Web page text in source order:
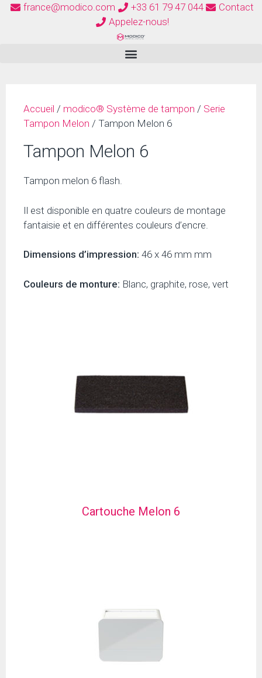
france@modico.com +33 61 79 47 044
Contact
Appelez-nous!
Accueil / modico® Système de tampon / Serie
Tampon Melon / Tampon Melon 6
Tampon Melon 6
Tampon melon 6 flash.
Il est disponible en quatre couleurs de montage
fantaisie et en différentes couleurs d’encre.
Dimensions d’impression: 46 x 46 mm mm
Couleurs de monture: Blanc, graphite, rose, vert
Cartouche Melon 6